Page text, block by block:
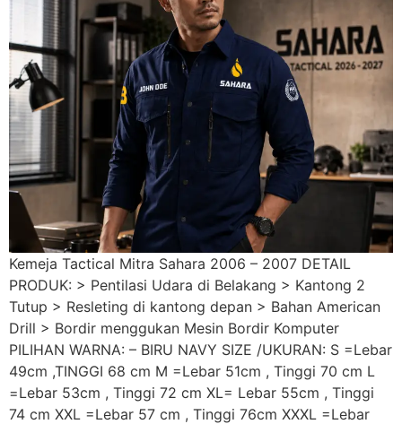
Kemeja Tactical Mitra Sahara 2006 – 2007 DETAIL
PRODUK: > Pentilasi Udara di Belakang > Kantong 2
Tutup > Resleting di kantong depan > Bahan American
Drill > Bordir menggukan Mesin Bordir Komputer
PILIHAN WARNA: – BIRU NAVY SIZE /UKURAN: S =Lebar
49cm ,TINGGI 68 cm M =Lebar 51cm , Tinggi 70 cm L
=Lebar 53cm , Tinggi 72 cm XL= Lebar 55cm , Tinggi
74 cm XXL =Lebar 57 cm , Tinggi 76cm XXXL =Lebar